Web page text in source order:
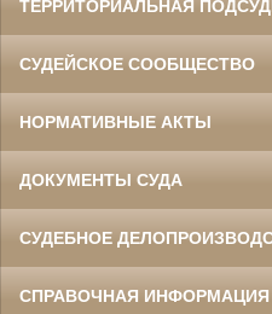
ТЕРРИТОРИАЛЬНАЯ
СУДЕЙСКОЕ СООБЩЕСТВО
НОРМАТИВНЫЕ АКТЫ
ДОКУМЕНТЫ СУДА
СУДЕБНОЕ
СПРАВОЧНАЯ ИНФОРМАЦИЯ